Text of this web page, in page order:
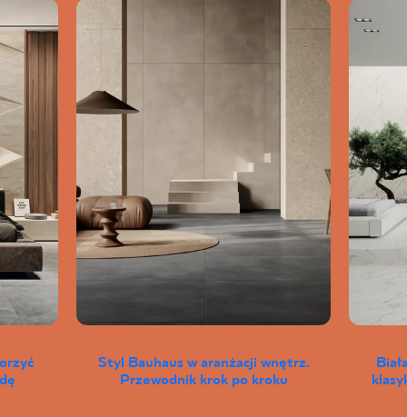
Styl Bauhaus w aranżacji wnętrz.
Przewodnik krok po kroku